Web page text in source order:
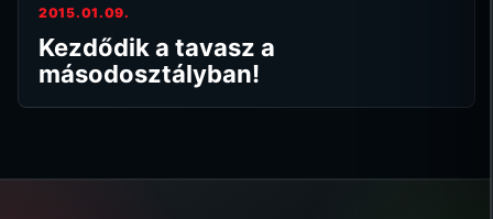
2015.01.09.
Kezdődik a tavasz a
másodosztályban!